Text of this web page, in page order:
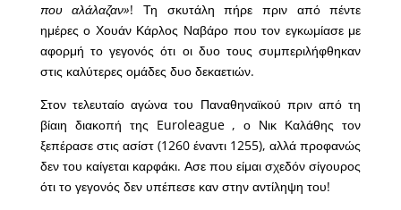
που αλάλαζαν»! Τη σκυτάλη πήρε πριν από πέντε
ημέρες ο Χουάν Κάρλος Ναβάρο που τον εγκωμίασε με
αφορμή το γεγονός ότι οι δυο τους συμπεριλήφθηκαν
στις καλύτερες ομάδες δυο δεκαετιών.
Στον τελευταίο αγώνα του Παναθηναϊκού πριν από τη
βίαιη διακοπή της Euroleague , ο Νικ Καλάθης τον
ξεπέρασε στις ασίστ (1260 έναντι 1255), αλλά προφανώς
δεν του καίγεται καρφάκι. Ασε που είμαι σχεδόν σίγουρος
ότι το γεγονός δεν υπέπεσε καν στην αντίληψη του!